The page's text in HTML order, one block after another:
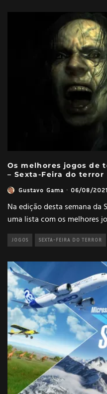
Os melhores jogos de
– Sexta-Feira do terror
Gustavo Gama · 06/08/2021
Na edição desta semana da
uma lista com os melhores
JOGOS SEXTA-FEIRA DO TERROR